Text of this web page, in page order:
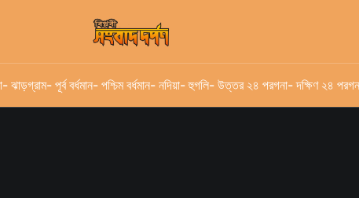
- ঝাড়গ্রাম- পূর্ব বর্ধমান- পশ্চিম বর্ধমান- নদিয়া- হুগলি- উত্তর ২৪ পরগনা- দক্ষিণ ২৪